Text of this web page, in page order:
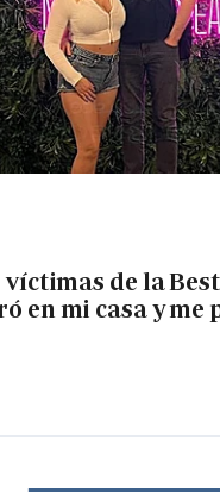
víctimas de la
en mi casa y me